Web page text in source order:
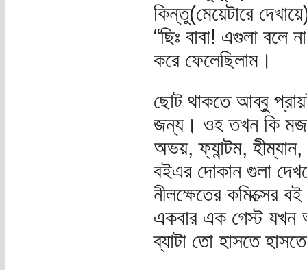
কিন্তু(মেয়েটারে
“ছিঃ বাবা! এগুলা
করে ফেলেছিলাম।
ছোট থাকতে আব্বু
জন্য। ওহ তখন কি
অভয়, ফ্যান্টম,
বইএর দোকান গুলা
নীলক্ষেতের কমিক্সের
একবার এক গেস্ট যখন
ব্যাটা তো হাসতে